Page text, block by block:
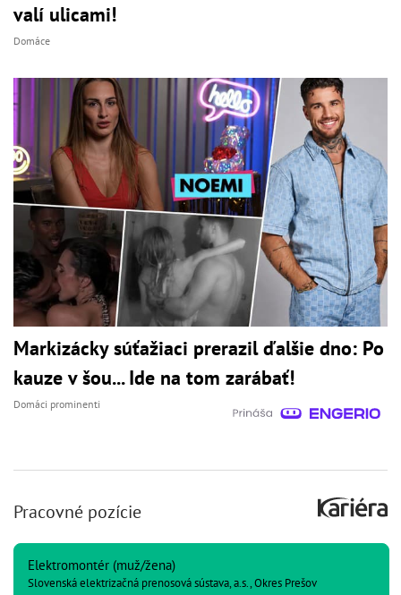
valí ulicami!
Domáce
Markizácky súťažiaci prerazil ďalšie dno: Po
kauze v šou... Ide na tom zarábať!
Domáci prominenti
Pracovné pozície
Elektromontér (muž/žena)
Slovenská elektrizačná prenosová sústava, a.s., Okres Prešov